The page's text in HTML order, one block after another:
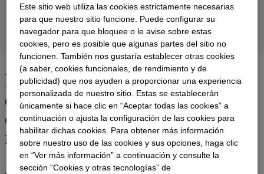
Tecnologías de Producto
Los materiales comprobados y
eficaces ofrecen resultados de
calidad para la reparación de
mantenimiento industrial
Este sitio web utiliza las cookies estrictamente necesarias
para que nuestro sitio funcione. Puede configurar su
navegador para que bloquee o le avise sobre estas
cookies, pero es posible que algunas partes del sitio no
funcionen. También nos gustaría establecer otras cookies
(a saber, cookies funcionales, de rendimiento y de
publicidad) que nos ayuden a proporcionar una experiencia
personalizada de nuestro sitio. Estas se establecerán
únicamente si hace clic en “Aceptar todas las cookies” a
continuación o ajusta la configuración de las cookies para
habilitar dichas cookies. Para obtener más información
sobre nuestro uso de las cookies y sus opciones, haga clic
en “Ver más información” a continuación y consulte la
sección “Cookies y otras tecnologías” de